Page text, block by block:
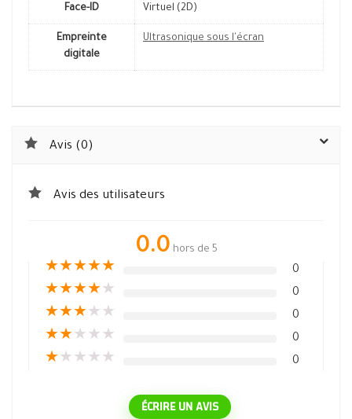
Face-ID Virtuel (2D)
Empreinte
digitale
Ultrasonique sous l'écran
Avis (0)
Avis des utilisateurs
0.0 hors de 5
★★★★★ 0
★★★★★ 0
★★★★ ★ 0
★★★ ★ ★ 0
★★ ★ ★ ★ 0
ÉCRIRE UN AVIS